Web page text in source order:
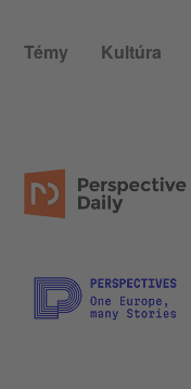
Témy Kultúra